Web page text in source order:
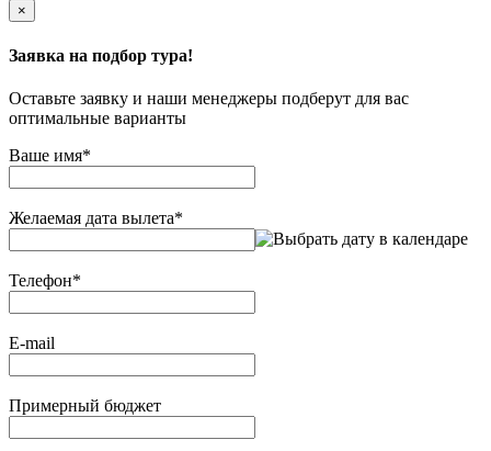
×
Заявка на подбор тура!
Оставьте заявку и наши менеджеры подберут для вас
оптимальные варианты
Ваше имя*
Желаемая дата вылета*
Телефон*
E-mail
Примерный бюджет